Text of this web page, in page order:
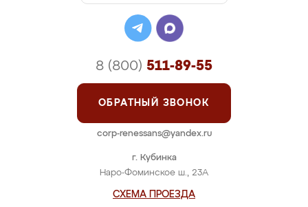
г. Кубинка
Наро-Фоминское ш., 23А
СХЕМА ПРОЕЗДА
8 (800) 511-89-55
ОБРАТНЫЙ ЗВОНОК
corp-renessans@yandex.ru